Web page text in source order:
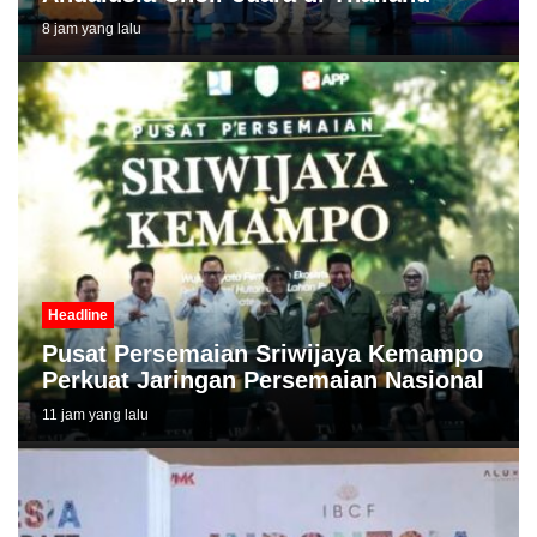
8 jam yang lalu
Headline
Pusat Persemaian Sriwijaya Kemampo
Perkuat Jaringan Persemaian Nasional
11 jam yang lalu